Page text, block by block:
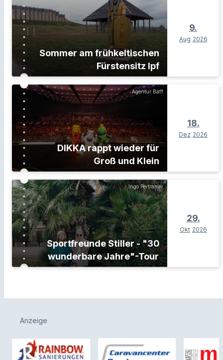
Sommer am frühkeltischen
Fürstensitz Ipf
9.
Aug 2026
Agentur Baff
DIKKA rappt wieder für
Groß und Klein
18.
Dez 2026
Ingo Pertramer
Sportfreunde Stiller - "30
wunderbare Jahre"-Tour
29.
Okt 2026
Anzeige